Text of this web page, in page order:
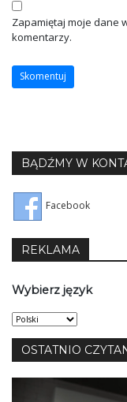
Zapamiętaj moje dane
komentarzy.
BĄDŹMY W
Facebook
REKLAMA
Wybierz język
Wybierz
język
OSTATNIO